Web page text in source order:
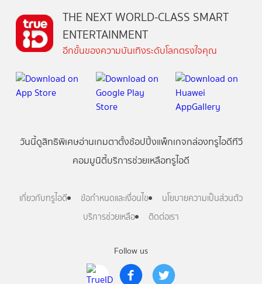
Follow us
THE NEXT WORLD-CLASS SMART
ENTERTAINMENT
อีกขั้นของความบันเทิงระดับโลกตรงใจคุณ
วันนี้ดูสิทธิพิเศษอ่านเกมตาตั้งช้อปปิ้งแพ็กเกจกล่องทรูไอดีทีวี
คอมมูนิตี้บริการช่วยเหลือทรูไอดี
เกี่ยวกับทรูไอดี ข้อกำหนดและเงื่อนไข
นโยบายความเป็นส่วนตัว
บริการช่วยเหลือ
ติดต่อเรา